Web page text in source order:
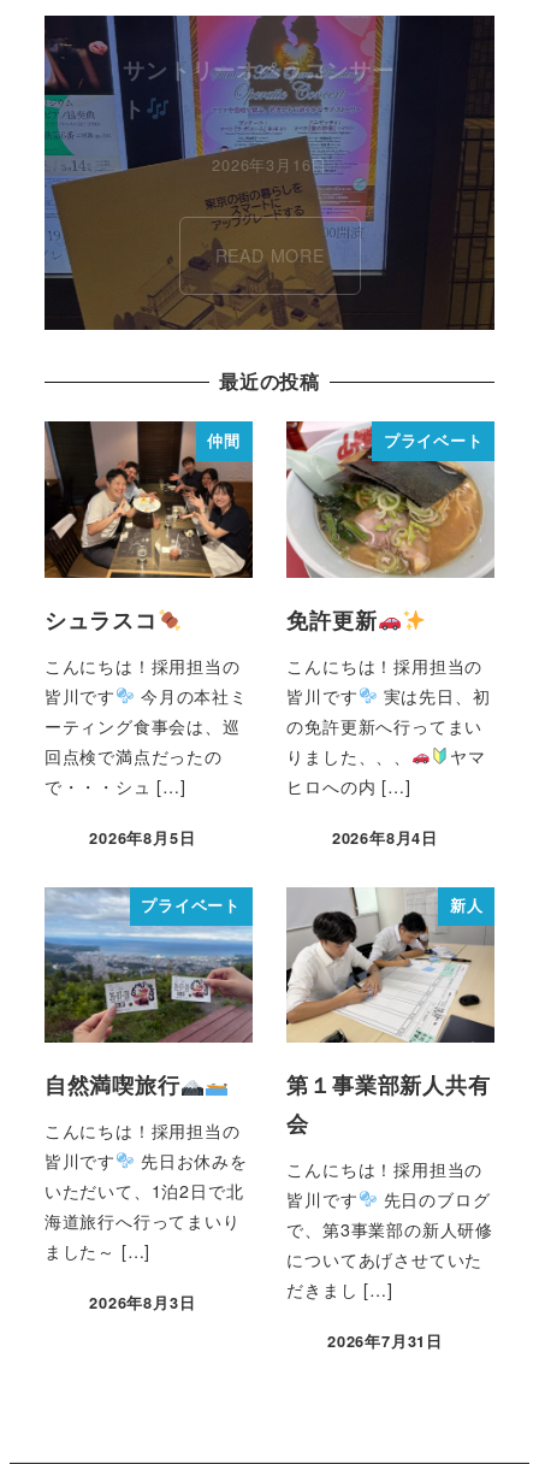
サントリーオペラコンサー
ト
2026年3月16日
READ MORE
最近の投稿
仲間
シュラスコ
こんにちは！採用担当の
皆川です
今月の本社ミ
ーティング食事会は、巡
回点検で満点だったの
で・・・シュ […]
2026年8月5日
プライベート
免許更新
こんにちは！採用担当の
皆川です
実は先日、初
の免許更新へ行ってまい
りました、、、
ヤマ
ヒロへの内 […]
2026年8月4日
プライベート
自然満喫旅行
こんにちは！採用担当の
皆川です
先日お休みを
いただいて、1泊2日で北
海道旅行へ行ってまいり
ました～ […]
2026年8月3日
新人
第１事業部新人共有
会
こんにちは！採用担当の
皆川です
先日のブログ
で、第3事業部の新人研修
についてあげさせていた
だきまし […]
2026年7月31日